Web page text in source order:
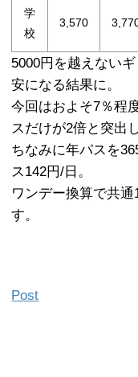
学
校
3,570
5000円を越えない
安になる結果に。
今回はおよそ7％程
スだけが2倍と突出
ちなみに年パスを
ス142円/日。
ワンデー換算で共
す。
Post